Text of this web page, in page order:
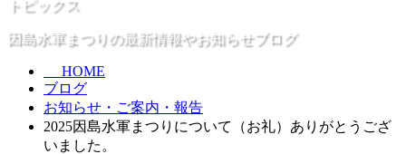
トピックス
因島水軍まつりの最新情報やお知らせブログ
HOME
ブログ
お知らせ・ご案内・報告
2025因島水軍まつりについて（お礼）ありがとうござ
いました。